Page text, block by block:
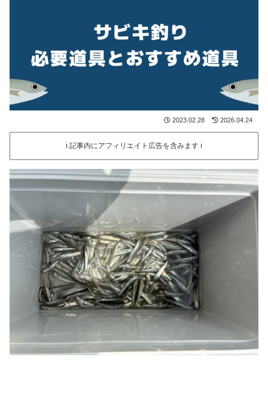
2023.02.28 2026.04.24
ℹ️ 記事内にアフィリエイト広告を含みます ℹ️